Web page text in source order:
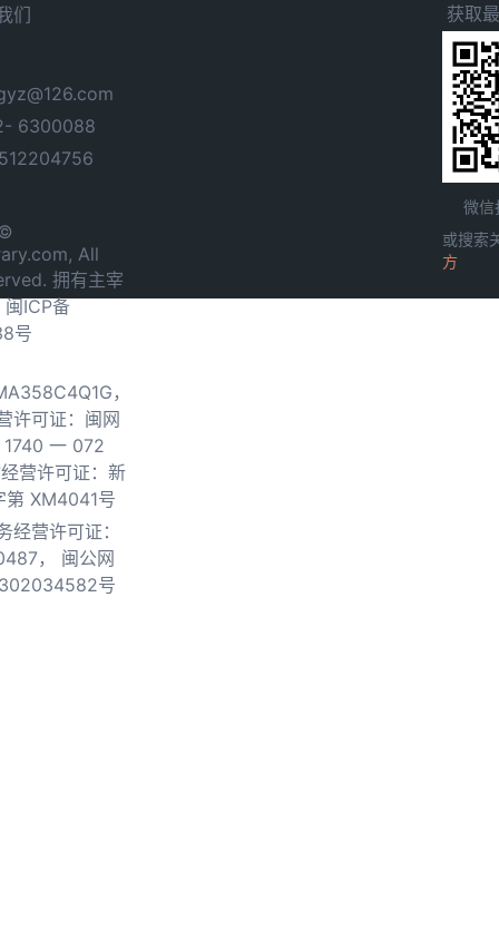
们
6300088
All
拥有主宰
闽ICP备
号
，
许可证：闽网
一 072
营许可证：新
第 XM4041号
经营许可证：
，
闽公网
号
获取
微信
或搜索
方